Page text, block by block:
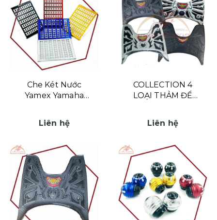
Che Két Nước
Yamex Yamaha
Liên hệ
COLLECTION 4
LOẠI THẢM ĐỂ
Liên hệ